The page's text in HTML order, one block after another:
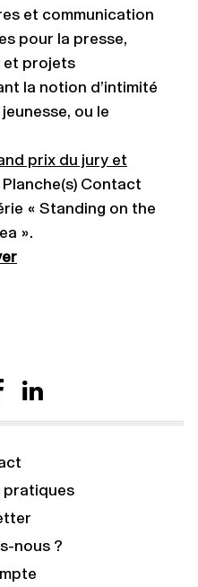
et communication
pour la presse,
et projets
la notion d’intimité
ou le
prix du jury et
Planche(s) Contact
« Standing on the
».
pratiques
nous ?